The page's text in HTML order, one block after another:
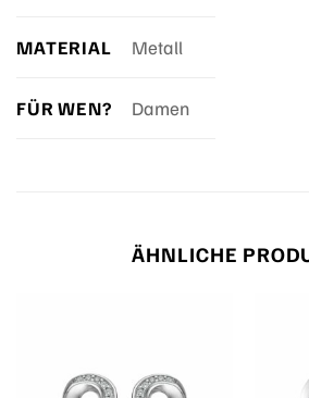
MATERIAL Metall
FÜR WEN? Damen
ÄHNLICHE